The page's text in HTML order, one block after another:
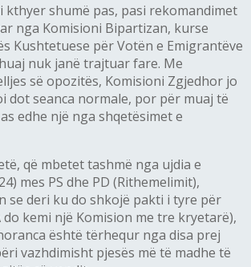
kthyer shumë pas, pasi rekomandimet
nga Komisioni Bipartizan, kurse
Kushtetuese për Votën e Emigrantëve
nuk janë trajtuar fare. Me
së opozitës, Komisioni Zgjedhor jo
dot seanca normale, por për muaj të
edhe një nga shqetësimet e
që mbetet tashmë nga ujdia e
mes PS dhe PD (Rithemelimit),
se deri ku do shkojë pakti i tyre për
do kemi një Komision me tre kryetarë),
është tërhequr nga disa prej
vazhdimisht pjesës më të madhe të